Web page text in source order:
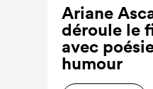
Ariane
déroule le
avec
humour